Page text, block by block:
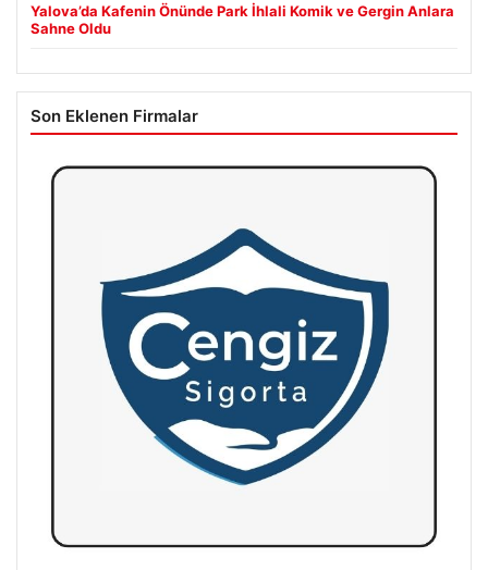
Yalova’da Kafenin Önünde Park İhlali Komik ve Gergin Anlara
Sahne Oldu
Son Eklenen Firmalar